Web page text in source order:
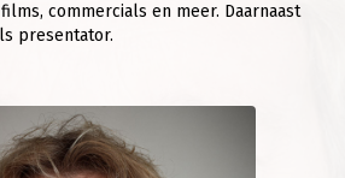
commercials en meer. Daarnaast
presentator.